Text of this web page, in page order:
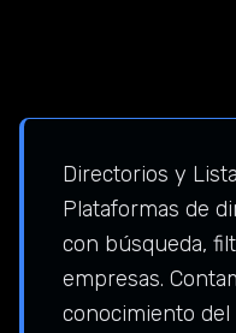
Directorios y
Plataformas de
con búsqueda,
empresas.
conocimiento